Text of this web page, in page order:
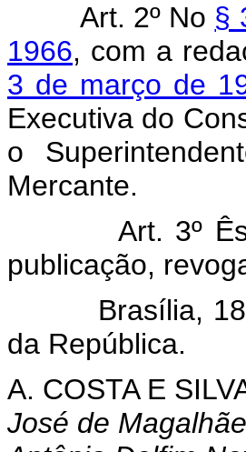
Art. 2º No §
1966, com a
3 de março de
Executiva do
o
Mercante.
Art. 3º
publicação,
Brasília, 18 de
da República.
A. COSTA E
José de